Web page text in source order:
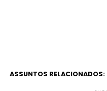
ASSUNTOS RELACIONADOS: